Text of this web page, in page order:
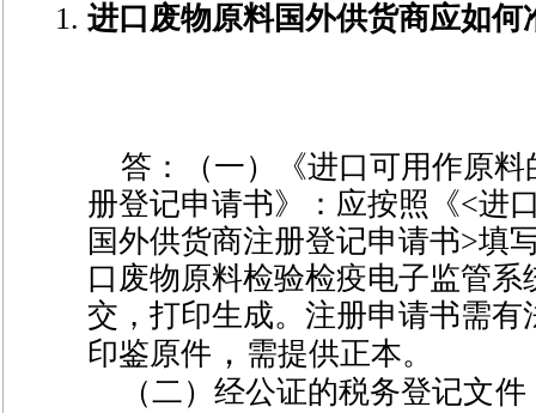
进口废物原料国外供货商应如
答：（一）《进口可用作原
册登记申请书》：应按照《<进
国外供货商注册登记申请书>填
口废物原料检验检疫电子监管系
交，打印生成。注册申请书需
印鉴原件 ， 需提供正本。
（二）经公证的税务登记文